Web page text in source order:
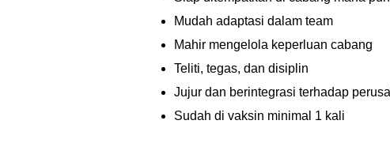
Mudah adaptasi dalam team
Mahir mengelola keperluan cabang
Teliti, tegas, dan disiplin
Jujur dan berintegrasi terhadap
Sudah di vaksin minimal 1 kali